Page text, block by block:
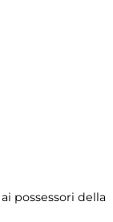
ai possessori della